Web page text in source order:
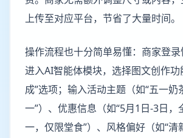
上传至对应平台，节省了大量时间。
操作流程也十分简单易懂：商家登录
进入AI智能体模块，选择图文创作功
成”选项；输入活动主题（如“五一奶
一”）、优惠信息（如“5月1日-3日，
一，仅限堂食”）、风格偏好（如“清